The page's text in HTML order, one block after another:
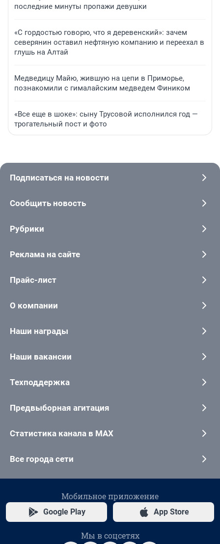
последние минуты пропажи девушки
«С гордостью говорю, что я деревенский»: зачем
северянин оставил нефтяную компанию и переехал в
глушь на Алтай
Медведицу Майю, жившую на цепи в Приморье,
познакомили с гималайским медведем Фиником
«Все еще в шоке»: сыну Трусовой исполнился год —
трогательный пост и фото
Подписаться на новости
Сообщить новость
Рубрики
Реклама на сайте
Прайс-лист
О компании
Наши награды
Наши вакансии
Техподдержка
Предвыборная агитация
Статистика канала в MAX
Все города сети
Мобильное приложение
Google Play App Store
Мы в соцсетях